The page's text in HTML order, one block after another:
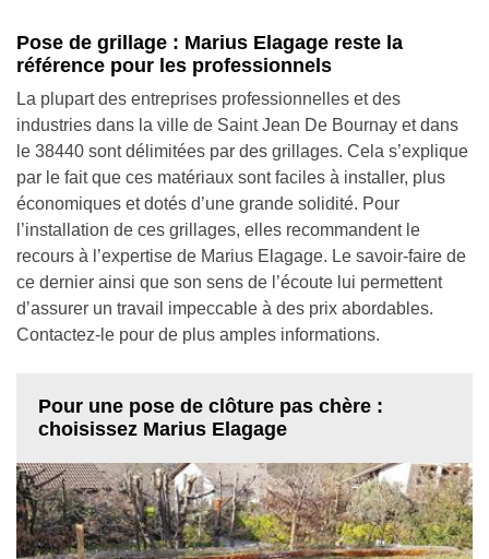
Pose de grillage : Marius Elagage reste la
référence pour les professionnels
La plupart des entreprises professionnelles et des
industries dans la ville de Saint Jean De Bournay et dans
le 38440 sont délimitées par des grillages. Cela s’explique
par le fait que ces matériaux sont faciles à installer, plus
économiques et dotés d’une grande solidité. Pour
l’installation de ces grillages, elles recommandent le
recours à l’expertise de Marius Elagage. Le savoir-faire de
ce dernier ainsi que son sens de l’écoute lui permettent
d’assurer un travail impeccable à des prix abordables.
Contactez-le pour de plus amples informations.
Pour une pose de clôture pas chère :
choisissez Marius Elagage